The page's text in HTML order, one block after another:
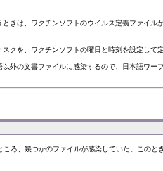
ときは、ワクチンソフトのウイルス定義ファイ
スクを、ワクチンソフトの曜日と時刻を設定して
以外の文書ファイルに感染するので、日本語ワー
ころ、幾つかのファイルが感染していた。この